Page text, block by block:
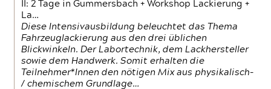
II: 2 Tage in Gummersbach + Workshop Lackierung +
La…
Diese Intensivausbildung beleuchtet das Thema
Fahrzeuglackierung aus den drei üblichen
Blickwinkeln. Der Labortechnik, dem Lackhersteller
sowie dem Handwerk. Somit erhalten die
Teilnehmer*Innen den nötigen Mix aus physikalisch-
/ chemischem Grundlage…